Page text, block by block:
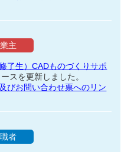
主
了生）CADものづくりサポ
スを更新しました。
びお問い合わせ票へのリン
者